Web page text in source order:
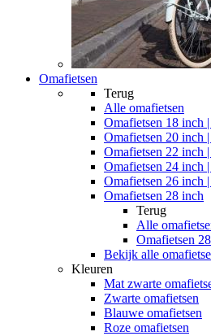
Omafietsen
Terug
Alle omafietsen
Omafietsen 18 inch
Omafietsen 20 inch
Omafietsen 22 inch
Omafietsen 24 inch
Omafietsen 26 inch
Omafietsen 28 inch
Terug
Alle
Omafietsen
Bekijk alle
Kleuren
Mat zwarte
Zwarte omafietsen
Blauwe omafietsen
Roze omafietsen